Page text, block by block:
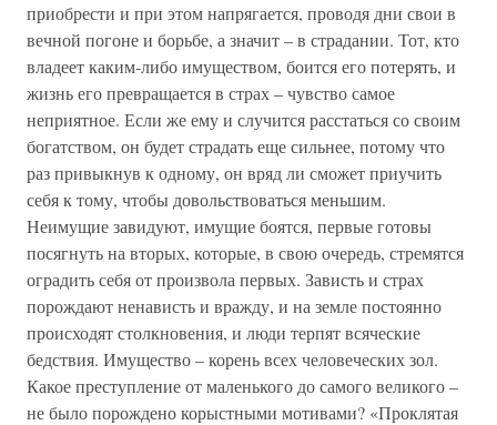
приобрести и при этом напрягается, проводя дни свои в
вечной погоне и борьбе, а значит – в страдании. Тот, кто
владеет каким-либо имуществом, боится его потерять, и
жизнь его превращается в страх – чувство самое
неприятное. Если же ему и случится расстаться со своим
богатством, он будет страдать еще сильнее, потому что
раз привыкнув к одному, он вряд ли сможет приучить
себя к тому, чтобы довольствоваться меньшим.
Неимущие завидуют, имущие боятся, первые готовы
посягнуть на вторых, которые, в свою очередь, стремятся
оградить себя от произвола первых. Зависть и страх
порождают ненависть и вражду, и на земле постоянно
происходят столкновения, и люди терпят всяческие
бедствия. Имущество – корень всех человеческих зол.
Какое преступление от маленького до самого великого –
не было порождено корыстными мотивами? «Проклятая